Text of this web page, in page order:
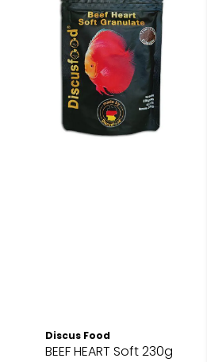
Discus Food
BEEF HEART Soft 230g